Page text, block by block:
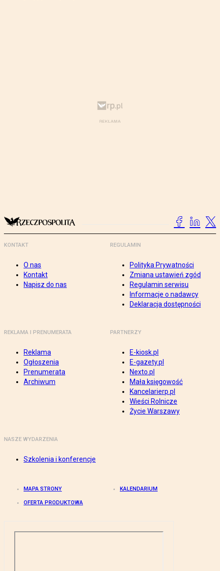
KONTAKT
O nas
Kontakt
Napisz do nas
REGULAMIN
Polityka Prywatności
Zmiana ustawień zgód
Regulamin serwisu
Informacje o nadawcy
Deklaracja dostępności
REKLAMA I PRENUMERATA
Reklama
Ogłoszenia
Prenumerata
Archiwum
PARTNERZY
E-kiosk.pl
E-gazety.pl
Nexto.pl
Mała księgowość
Kancelarierp.pl
Wieści Rolnicze
Życie Warszawy
NASZE WYDARZENIA
Szkolenia i konferencje
MAPA STRONY KALENDARIUM
OFERTA PRODUKTOWA